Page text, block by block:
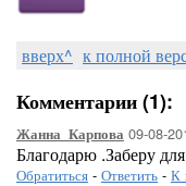
вверх^ к полной
Комментарии (1):
Жанна_Карпова 09-08-
Благодарю .Заберу
Обратиться - Ответить - К